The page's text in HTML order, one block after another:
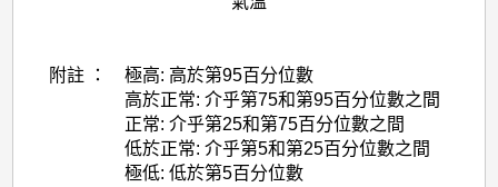
附註 ：
極高: 高於第95百分位數
高於正常: 介乎第75和第95百分位數之間
正常: 介乎第25和第75百分位數之間
低於正常: 介乎第5和第25百分位數之間
極低: 低於第5百分位數